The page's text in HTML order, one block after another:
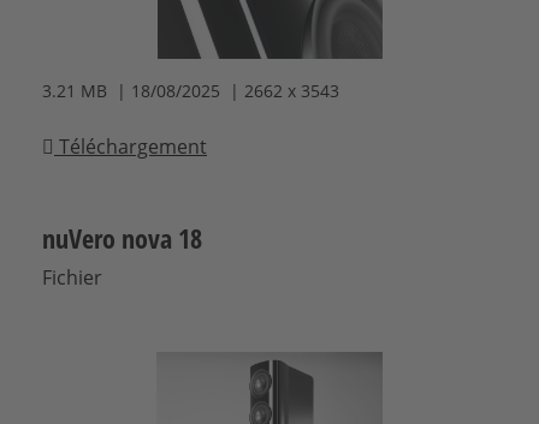
3.21 MB | 18/08/2025 | 2662 x 3543
Téléchargement
nuVero nova 18
Fichier